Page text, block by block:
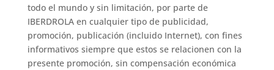
todo el mundo y sin limitación, por parte de
IBERDROLA en cualquier tipo de publicidad,
promoción, publicación (incluido Internet), con fines
informativos siempre que estos se relacionen con la
presente promoción, sin compensación económica